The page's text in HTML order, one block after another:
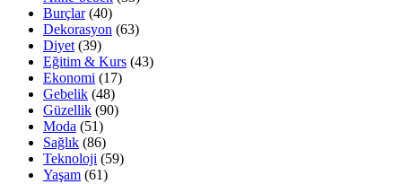
Burçlar(40)
Dekorasyon (63)
Diyet (39)
Eğitim & Kurs (43)
Ekonomi (17)
Gebelik (48)
Güzellik (90)
Moda (51)
Sağlık (86)
Teknoloji (59)
Yaşam (61)